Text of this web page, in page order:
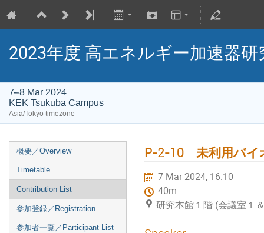
2023年度 高エネルギー加速器
7–8 Mar 2024
KEK Tsukuba Campus
Asia/Tokyo timezone
概要／Overview
Timetable
Contribution List
参加登録／Registration
参加者一覧／Participant List
P-2-10 未利用バイ
7 Mar 2024, 16:10
40m
研究本館１階 (会議室１